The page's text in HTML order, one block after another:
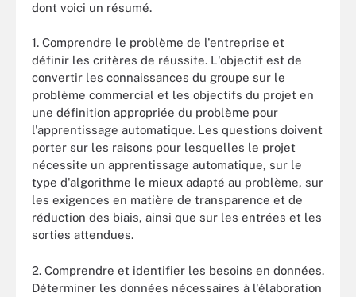
dont voici un résumé.
1. Comprendre le problème de l'entreprise et
définir les critères de réussite. L'objectif est de
convertir les connaissances du groupe sur le
problème commercial et les objectifs du projet en
une définition appropriée du problème pour
l'apprentissage automatique. Les questions doivent
porter sur les raisons pour lesquelles le projet
nécessite un apprentissage automatique, sur le
type d'algorithme le mieux adapté au problème, sur
les exigences en matière de transparence et de
réduction des biais, ainsi que sur les entrées et les
sorties attendues.
2. Comprendre et identifier les besoins en données.
Déterminer les données nécessaires à l'élaboration